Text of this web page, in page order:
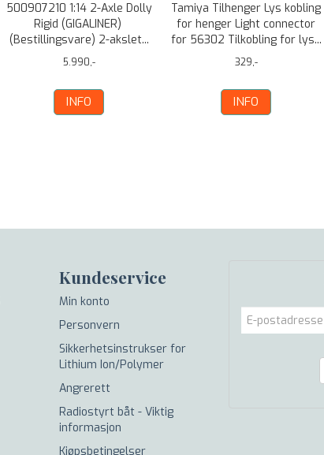
500907210 1:14 2-Axle Dolly
Rigid (GIGALINER)
(Bestillingsvare) 2-akslet...
5.990,-
INFO
Tamiya Tilhenger Lys kobling
for henger Light connector
for 56302 Tilkobling for lys...
329,-
INFO
Kundeservice
Min konto
Personvern
Sikkerhetsinstrukser for
Lithium Ion/Polymer
Angrerett
Radiostyrt båt - Viktig
informasjon
Kjøpsbetingelser